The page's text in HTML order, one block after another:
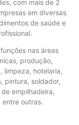
com mais de 2
em diversas
de saúde e
nas áreas
produção,
limpeza, hotelaria,
pintura, soldador,
empilhadeira,
outras.